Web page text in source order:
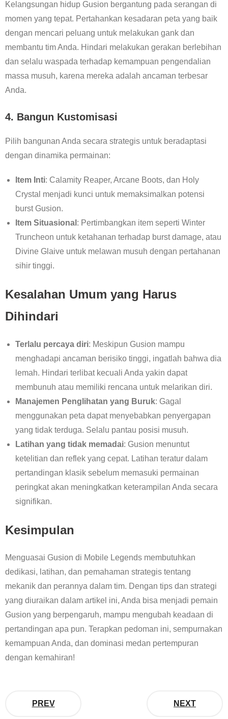
Kelangsungan hidup Gusion bergantung pada serangan di
momen yang tepat. Pertahankan kesadaran peta yang baik
dengan mencari peluang untuk melakukan gank dan
membantu tim Anda. Hindari melakukan gerakan berlebihan
dan selalu waspada terhadap kemampuan pengendalian
massa musuh, karena mereka adalah ancaman terbesar
Anda.
4. Bangun Kustomisasi
Pilih bangunan Anda secara strategis untuk beradaptasi
dengan dinamika permainan:
Item Inti: Calamity Reaper, Arcane Boots, dan Holy
Crystal menjadi kunci untuk memaksimalkan potensi
burst Gusion.
Item Situasional : Pertimbangkan item seperti Winter
Truncheon untuk ketahanan terhadap burst damage, atau
Divine Glaive untuk melawan musuh dengan pertahanan
sihir tinggi.
Kesalahan Umum yang Harus
Dihindari
Terlalu percaya diri: Meskipun Gusion mampu
menghadapi ancaman berisiko tinggi, ingatlah bahwa dia
lemah. Hindari terlibat kecuali Anda yakin dapat
membunuh atau memiliki rencana untuk melarikan diri.
Manajemen Penglihatan yang Buruk: Gagal
menggunakan peta dapat menyebabkan penyergapan
yang tidak terduga. Selalu pantau posisi musuh.
Latihan yang tidak memadai: Gusion menuntut
ketelitian dan reflek yang cepat. Latihan teratur dalam
pertandingan klasik sebelum memasuki permainan
peringkat akan meningkatkan keterampilan Anda secara
signifikan.
Kesimpulan
Menguasai Gusion di Mobile Legends membutuhkan
dedikasi, latihan, dan pemahaman strategis tentang
mekanik dan perannya dalam tim. Dengan tips dan strategi
yang diuraikan dalam artikel ini, Anda bisa menjadi pemain
Gusion yang berpengaruh, mampu mengubah keadaan di
pertandingan apa pun. Terapkan pedoman ini, sempurnakan
kemampuan Anda, dan dominasi medan pertempuran
dengan kemahiran!
PREV NEXT